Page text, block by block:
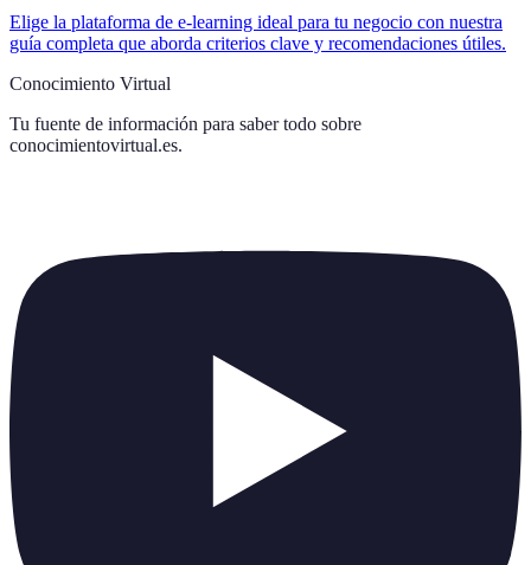
Elige la plataforma de e-learning ideal para tu negocio con nuestra
guía completa que aborda criterios clave y recomendaciones útiles.
Conocimiento Virtual
Tu fuente de información para saber todo sobre
conocimientovirtual.es.